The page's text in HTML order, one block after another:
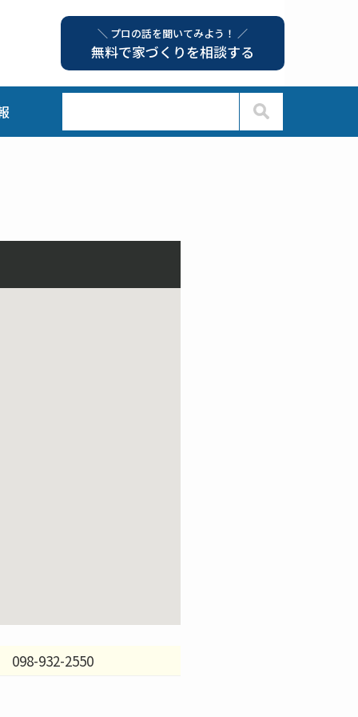
＼ プロの話を聞いてみよう！ ／
無料で家づくりを相談する
098-932-2550